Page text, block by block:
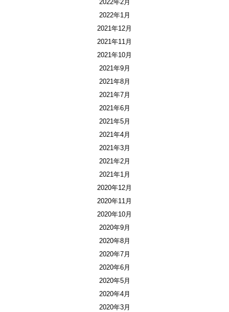
2022年2月
2022年1月
2021年12月
2021年11月
2021年10月
2021年9月
2021年8月
2021年7月
2021年6月
2021年5月
2021年4月
2021年3月
2021年2月
2021年1月
2020年12月
2020年11月
2020年10月
2020年9月
2020年8月
2020年7月
2020年6月
2020年5月
2020年4月
2020年3月